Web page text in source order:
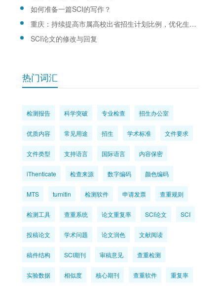
如何准备一篇SCI的写作？
重庆：持续提高市属高校出省招生计划比例，优化生源结构
SCI论文的修改与回复
热门词汇
检测报告 科学突破 专业检查 招生办公室
优质内容 常见用途 招生 学术标准 文件要求
文件类型 支持语言 国际语言 内容保密
iThenticate 检查来源 数字编码 颜色编码
MTS turnitin 检测软件 申请发票 查重规则
检测工具 查重系统 论文重复率 SCI论文 SCI
投稿论文 学术问题 论文润色 文献阅读
稿件结构 SCI期刊 审稿意见 查重检测
实验数据 相似度 核心期刊 查重软件 重复率